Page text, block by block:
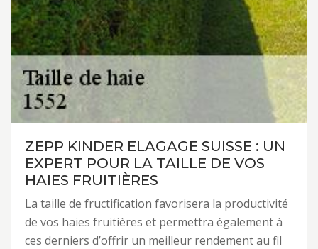
ZEPP KINDER ELAGAGE SUISSE : UN
EXPERT POUR LA TAILLE DE VOS
HAIES FRUITIÈRES
La taille de fructification favorisera la productivité
de vos haies fruitières et permettra également à
ces derniers d’offrir un meilleur rendement au fil